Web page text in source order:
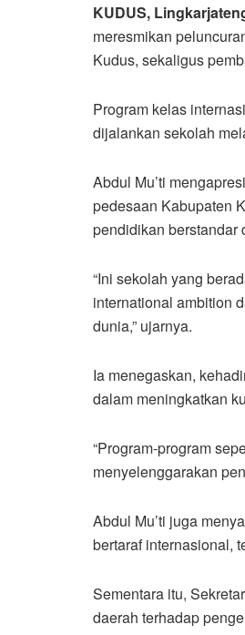
KUDUS,
meresmikan
Kudus, sekaligus
Program kelas
dijalankan sekolah
Abdul Mu’ti
pedesaan Kabupaten
pendidikan berstandar
“Ini sekolah yang
international ambition
dunia,” ujarnya.
Ia menegaskan,
dalam meningkatkan
“Program-program
menyelenggarakan
Abdul Mu’ti juga
bertaraf internasional,
Sementara itu,
daerah terhadap